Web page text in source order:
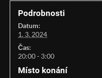
Podrobnosti
Datum:
1. 3. 2024
Čas:
20:00 - 3:00
Místo konání